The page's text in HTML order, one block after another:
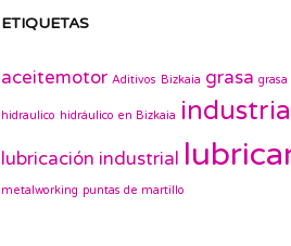
ETIQUETAS
aceitemotor Aditivos Bizkaia grasa
hidraulico hidráulico en Bizkaia industria
lubricación industrial
metalworking puntas de martillo